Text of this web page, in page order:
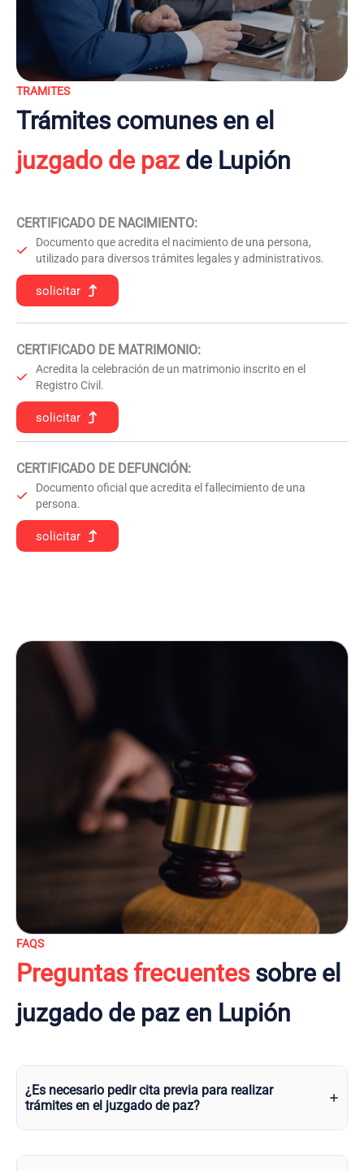
TRAMITES
Trámites comunes en el
juzgado de pazde Lupión
CERTIFICADO DE NACIMIENTO:
Documento que acredita el nacimiento de una persona,
utilizado para diversos trámites legales y administrativos.
solicitar
CERTIFICADO DE MATRIMONIO:
Acredita la celebración de un matrimonio inscrito en el
Registro Civil.
solicitar
CERTIFICADO DE DEFUNCIÓN:
Documento oficial que acredita el fallecimiento de una
persona.
solicitar
FAQS
Preguntas frecuentessobre el
juzgado de paz en Lupión
¿Es necesario pedir cita previa para realizar
trámites en el juzgado de paz?